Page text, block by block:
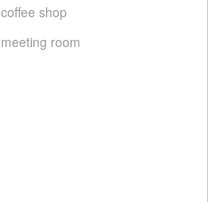
coffee shop
meeting room